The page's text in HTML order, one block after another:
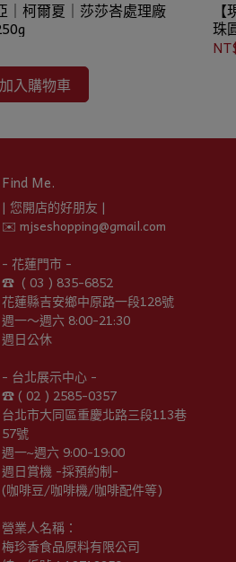
｜柯爾夏｜莎莎峇處理廠
加入購物車
珠
Find Me.
| 您開店的好朋友 |
✉️ mjseshopping@gmail.com
- 花蓮門市 -
☎︎  ( 03 ) 835-6852
花蓮縣吉安鄉中原路一段128號
週一～週六 8:00-21:30
週日公休
- 台北展示中心 -
☎︎ ( 02 ) 2585-0357
台北市大同區重慶北路三段113巷
57號
週一~週六 9:00-19:00
週日賞機 -採預約制-
(咖啡豆/咖啡機/咖啡配件等)
營業人名稱：
梅珍香食品原料有限公司